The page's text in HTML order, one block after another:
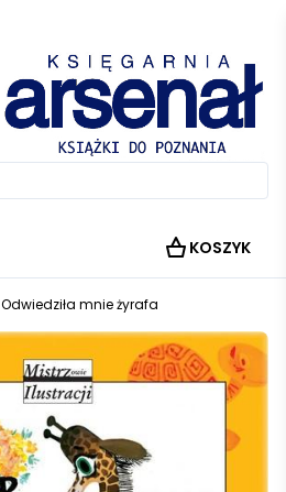
KOSZYK
Odwiedziła mnie żyrafa